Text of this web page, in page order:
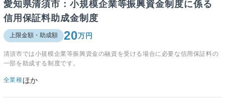
愛知県清須市：小規模企業等振興資金制度に係る
信用保証料助成金制度
上限金額・助成額 20万円
清須市では小規模企業等振興資金の融資を受ける場合に必要な信用保証料の
一部を助成する制度です。
全業種ほか